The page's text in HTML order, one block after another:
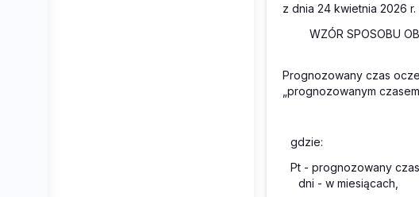
z dnia 24 kwietnia 2026 r.
WZÓR SPOSOBU
Prognozowany czas
„prognozowanym
gdzie:
Pt - prognozowany
dni - w miesiącach,